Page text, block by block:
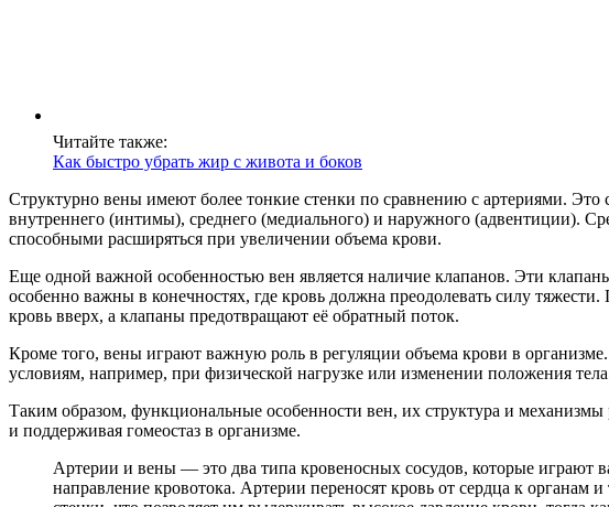
Читайте также:
Как быстро убрать жир с живота и боков
Структурно вены имеют более тонкие стенки по сравнению с артериями. Это
внутреннего (интимы), среднего (медиального) и наружного (адвентиции).
способными расширяться при увеличении объема крови.
Еще одной важной особенностью вен является наличие клапанов. Эти
особенно важны в конечностях, где кровь должна преодолевать силу
кровь вверх, а клапаны предотвращают её обратный поток.
Кроме того, вены играют важную роль в регуляции объема крови в
условиям, например, при физической нагрузке или изменении положения
Таким образом, функциональные особенности вен, их структура и
и поддерживая гомеостаз в организме.
Артерии и вены — это два типа кровеносных сосудов, которые
направление кровотока. Артерии переносят кровь от сердца к